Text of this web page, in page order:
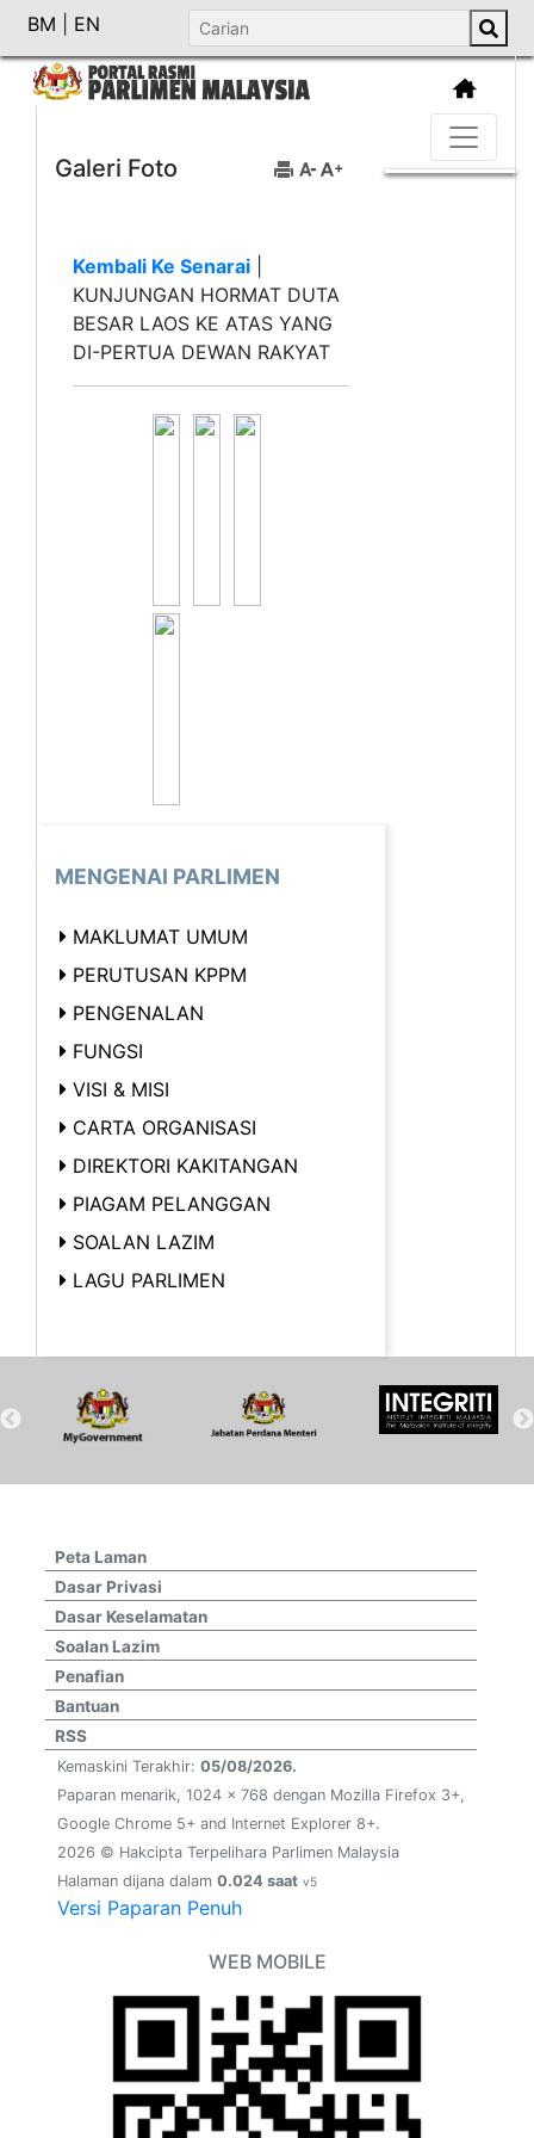
BM EN
Galeri Foto
Kembali Ke Senarai
KUNJUNGAN HORMAT DUTA
BESAR LAOS KE ATAS YANG
DI-PERTUA DEWAN RAKYAT
MENGENAI PARLIMEN
MAKLUMAT UMUM
PERUTUSAN KPPM
PENGENALAN
FUNGSI
VISI & MISI
CARTA ORGANISASI
DIREKTORI KAKITANGAN
PIAGAM PELANGGAN
SOALAN LAZIM
LAGU PARLIMEN
Peta Laman
Dasar Privasi
Dasar Keselamatan
Soalan Lazim
Penafian
Bantuan
RSS
Kemaskini Terakhir: 05/08/2026.
Paparan menarik, 1024 x 768 dengan Mozilla Firefox 3+,
Google Chrome 5+ and Internet Explorer 8+.
2026 © Hakcipta Terpelihara Parlimen Malaysia
Halaman dijana dalam 0.024 saat v5
Versi Paparan Penuh
WEB MOBILE